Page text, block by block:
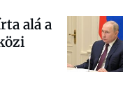
alá a